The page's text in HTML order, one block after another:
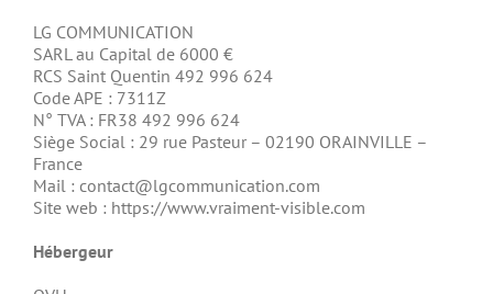
LG COMMUNICATION
SARL au Capital de 6000 €
RCS Saint Quentin 492 996 624
Code APE : 7311Z
N° TVA : FR38 492 996 624
Siège Social : 29 rue Pasteur – 02190 ORAINVILLE –
France
Mail : contact@lgcommunication.com
Site web : https://www.vraiment-visible.com
Hébergeur